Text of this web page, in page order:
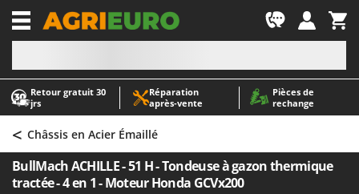
Retour gratuit 30
jrs
Réparation
après‑vente
Pièces de
rechange
-1
A
Abris de jardin
Accessoires pour tracteurs tondeuses autoportés
Aérateurs Scarificateurs pour gazon
Arracheuses de pommes de terre pour tracteur
A
AgriEuro Premium
AgriEuro TOP-LINE
AGT
< Châssis en Acier Émaillé
BullMach ACHILLE - 51 H - Tondeuse à gazon thermique
tractée - 4 en 1 - Moteur Honda GCVx200